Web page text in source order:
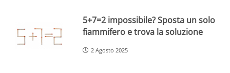
5+7=2 impossibile? Sposta un solo
fiammifero e trova la soluzione
2 Agosto 2025